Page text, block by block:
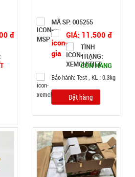
Lọ con Heo
thả bồn
cầu Xanh
002969
6.500 đ
TÌNH
TRẠNG:
CÒN HÀNG
đ
MÃ SP: 005255
GIÁ: 11.500 đ
TÌNH
TRẠNG:
CÒN HÀNG
Bảo hành: Test , KL : 0.3kg
Đặt hàng